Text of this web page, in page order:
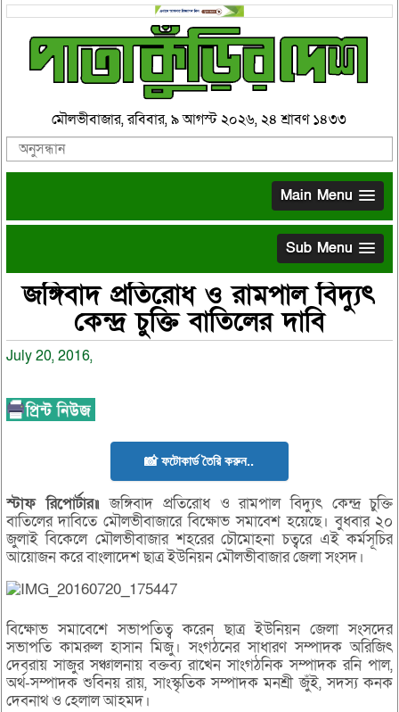
মৌলভীবাজার, রবিবার, ৯ আগস্ট ২০২৬, ২৪ শ্রাবণ ১৪৩৩
Main Menu
Sub Menu
জঙ্গিবাদ প্রতিরোধ ও রামপাল বিদ্যুৎ
কেন্দ্র চুক্তি বাতিলের দাবি
July 20, 2016,
📸 ফটোকার্ড তৈরি করুন..
স্টাফ রিপোর্টার॥ জঙ্গিবাদ প্রতিরোধ ও রামপাল বিদ্যুৎ কেন্দ্র চুক্তি
বাতিলের দাবিতে মৌলভীবাজারে বিক্ষোভ সমাবেশ হয়েছে। বুধবার ২০
জুলাই বিকেলে মৌলভীবাজার শহরের চৌমোহনা চত্বরে এই কর্মসূচির
আয়োজন করে বাংলাদেশ ছাত্র ইউনিয়ন মৌলভীবাজার জেলা সংসদ।
বিক্ষোভ সমাবেশে সভাপতিত্ব করেন ছাত্র ইউনিয়ন জেলা সংসদের
সভাপতি কামরুল হাসান মিজু। সংগঠনের সাধারণ সম্পাদক অরিজিৎ
দেবরায় সাজুর সঞ্চালনায় বক্তব্য রাখেন সাংগঠনিক সম্পাদক রনি পাল,
অর্থ-সম্পাদক শুবিনয় রায়, সাংস্কৃতিক সম্পাদক মনশ্রী জুঁই, সদস্য কনক
দেবনাথ ও হেলাল আহমদ।